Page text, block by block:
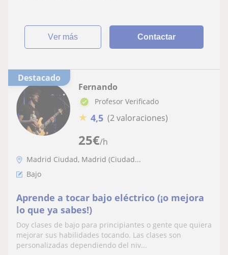
ver más Contactar
Destacado
25€/h
Fernando
Profesor Verificado
★ 4,5 (2 valoraciones)
Madrid Ciudad, Madrid (Ciudad...
Bajo
Aprende a tocar bajo eléctrico (¡o mejora
lo que ya sabes!)
Doy clases de bajo para principiantes o gente que quiera
mejorar sus habilidades tocando. Las clases son
personalizadas dependiendo del niv...